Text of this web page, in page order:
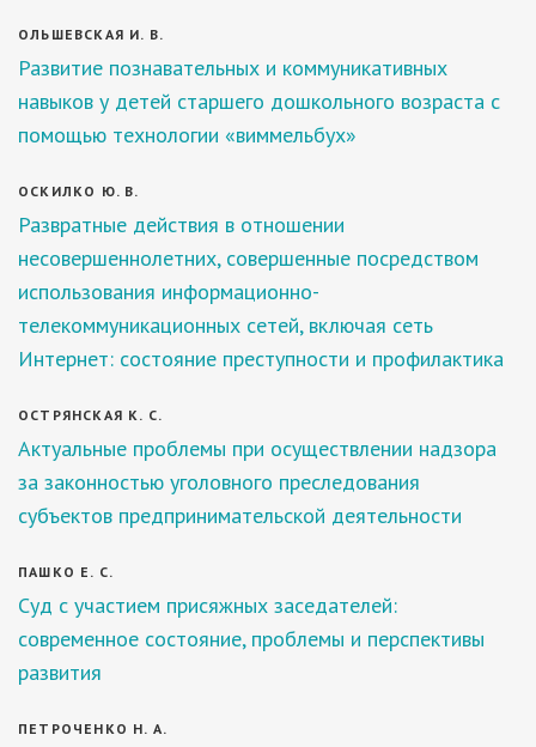
ОЛЬШЕВСКАЯ И. В.
Развитие познавательных и коммуникативных
навыков у детей старшего дошкольного возраста с
помощью технологии «виммельбух»
ОСКИЛКО Ю. В.
Развратные действия в отношении
несовершеннолетних, совершенные посредством
использования информационно-
телекоммуникационных сетей, включая сеть
Интернет: состояние преступности и профилактика
ОСТРЯНСКАЯ К. С.
Актуальные проблемы при осуществлении надзора
за законностью уголовного преследования
субъектов предпринимательской деятельности
ПАШКО Е. С.
Суд с участием присяжных заседателей:
современное состояние, проблемы и перспективы
развития
ПЕТРОЧЕНКО Н. А.